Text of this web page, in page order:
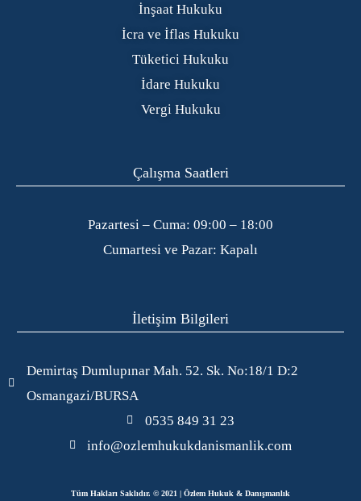
İnşaat Hukuku
İcra ve İflas Hukuku
Tüketici Hukuku
İdare Hukuku
Vergi Hukuku
Çalışma Saatleri
Pazartesi – Cuma: 09:00 – 18:00
Cumartesi ve Pazar: Kapalı
İletişim Bilgileri
Demirtaş Dumlupınar Mah. 52. Sk. No:18/1 D:2
Osmangazi/BURSA
0535 849 31 23
info@ozlemhukukdanismanlik.com
Tüm Hakları Saklıdır. © 2021 | Özlem Hukuk & Danışmanlık